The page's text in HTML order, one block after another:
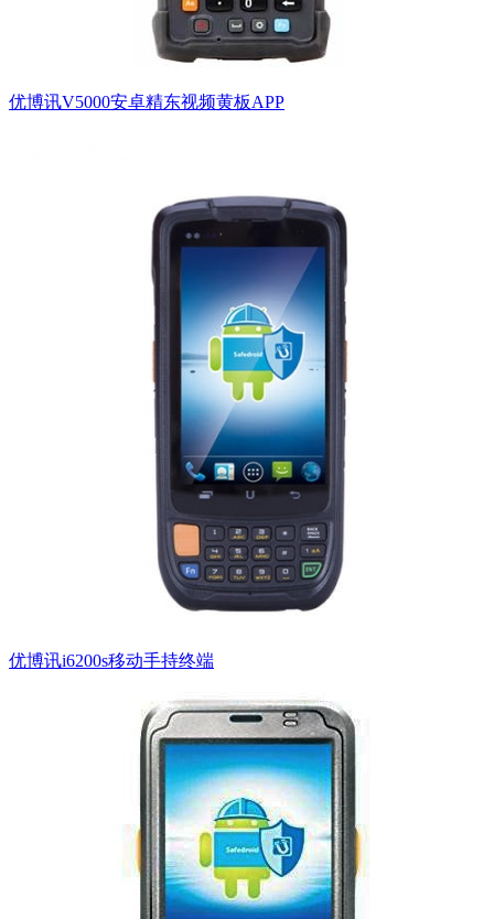
优博讯V5000安卓精东视频黄板APP
优博讯i6200s移动手持终端